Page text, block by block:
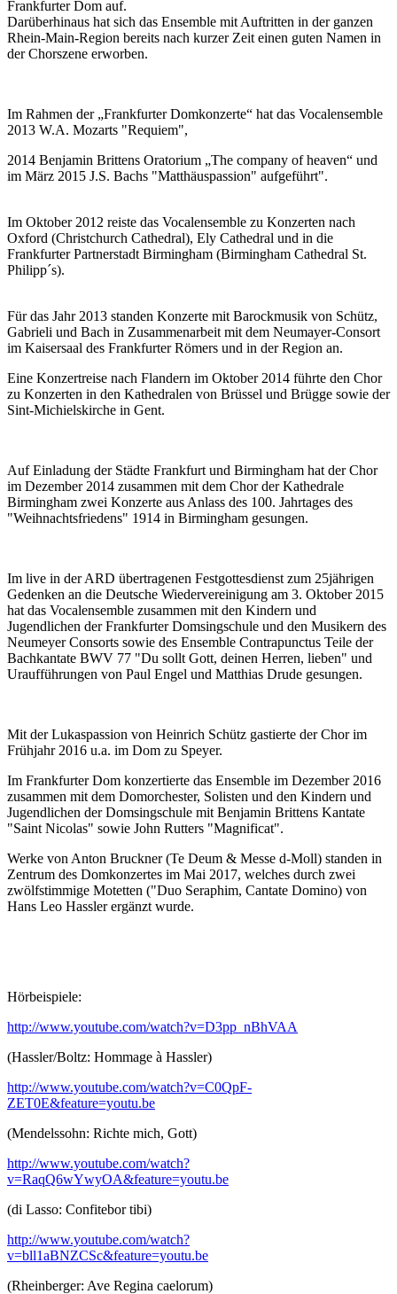
Frankfurter Dom auf.
Darüberhinaus hat sich das Ensemble mit Auftritten in der ganzen
Rhein-Main-Region bereits nach kurzer Zeit einen guten Namen in
der Chorszene erworben.
Im Rahmen der „Frankfurter Domkonzerte“ hat das Vocalensemble
2013 W.A. Mozarts "Requiem",
2014 Benjamin Brittens Oratorium „The company of heaven“ und
im März 2015 J.S. Bachs "Matthäuspassion" aufgeführt".
Im Oktober 2012 reiste das Vocalensemble zu Konzerten nach
Oxford (Christchurch Cathedral), Ely Cathedral und in die
Frankfurter Partnerstadt Birmingham (Birmingham Cathedral St.
Philipp´s).
Für das Jahr 2013 standen Konzerte mit Barockmusik von Schütz,
Gabrieli und Bach in Zusammenarbeit mit dem Neumayer-Consort
im Kaisersaal des Frankfurter Römers und in der Region an.
Eine Konzertreise nach Flandern im Oktober 2014 führte den Chor
zu Konzerten in den Kathedralen von Brüssel und Brügge sowie der
Sint-Michielskirche in Gent.
Auf Einladung der Städte Frankfurt und Birmingham hat der Chor
im Dezember 2014 zusammen mit dem Chor der Kathedrale
Birmingham zwei Konzerte aus Anlass des 100. Jahrtages des
"Weihnachtsfriedens" 1914 in Birmingham gesungen.
Im live in der ARD übertragenen Festgottesdienst zum 25jährigen
Gedenken an die Deutsche Wiedervereinigung am 3. Oktober 2015
hat das Vocalensemble zusammen mit den Kindern und
Jugendlichen der Frankfurter Domsingschule und den Musikern des
Neumeyer Consorts sowie des Ensemble Contrapunctus Teile der
Bachkantate BWV 77 "Du sollt Gott, deinen Herren, lieben" und
Uraufführungen von Paul Engel und Matthias Drude gesungen.
Mit der Lukaspassion von Heinrich Schütz gastierte der Chor im
Frühjahr 2016 u.a. im Dom zu Speyer.
Im Frankfurter Dom konzertierte das Ensemble im Dezember 2016
zusammen mit dem Domorchester, Solisten und den Kindern und
Jugendlichen der Domsingschule mit Benjamin Brittens Kantate
"Saint Nicolas" sowie John Rutters "Magnificat".
Werke von Anton Bruckner (Te Deum & Messe d-Moll) standen in
Zentrum des Domkonzertes im Mai 2017, welches durch zwei
zwölfstimmige Motetten ("Duo Seraphim, Cantate Domino) von
Hans Leo Hassler ergänzt wurde.
Hörbeispiele:
http://www.youtube.com/watch?v=D3pp_nBhVAA
(Hassler/Boltz: Hommage à Hassler)
http://www.youtube.com/watch?v=C0QpF-
ZET0E&feature=youtu.be
(Mendelssohn: Richte mich, Gott)
http://www.youtube.com/watch?
v=RaqQ6wYwyOA&feature=youtu.be
(di Lasso: Confitebor tibi)
http://www.youtube.com/watch?
v=bll1aBNZCSc&feature=youtu.be
(Rheinberger: Ave Regina caelorum)